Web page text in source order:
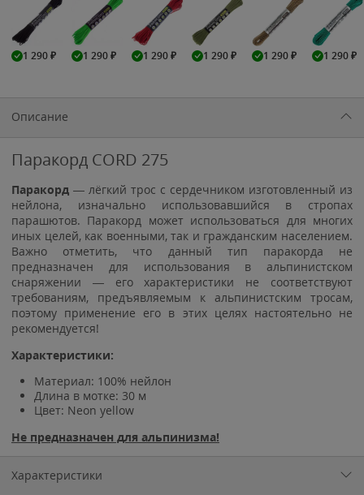
1 290₽ 1 290₽ 1 290₽ 1 290₽ 1 290₽ 1 290₽
Описание
Паракорд CORD 275
Паракорд — лёгкий трос с сердечником изготовленный из
нейлона, изначально использовавшийся в стропах
парашютов. Паракорд может использоваться для многих
иных целей, как военными, так и гражданским населением.
Важно отметить, что данный тип паракорда не
предназначен для использования в альпинистском
снаряжении — его характеристики не соответствуют
требованиям, предъявляемым к альпинистским тросам,
поэтому применение его в этих целях настоятельно не
рекомендуется!
Характеристики:
Материал: 100% нейлон
Длина в мотке: 30 м
Цвет: Neon yellow
Не предназначен для альпинизма!
Характеристики